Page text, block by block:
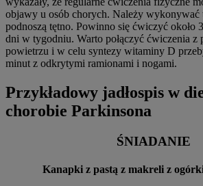
objawy u osób chorych. Należy wykonywać
podnoszą tętno. Powinno się ćwiczyć około
dni w tygodniu. Warto połączyć ćwiczenia z
powietrzu i w celu syntezy witaminy D
minut z odkrytymi ramionami i nogami.
Przykładowy jadłospis w
chorobie Parkinsona
ŚNIADANIE
Kanapki z pastą z makreli z